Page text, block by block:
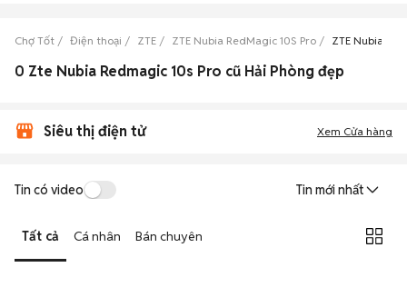
Chợ Tốt Điện thoại ZTE ZTE Nubia RedMagic 10S Pro ZTE Nubia
0 Zte Nubia Redmagic 10s Pro cũ Hải Phòng đẹp
Siêu thị điện tử Xem Cửa hàng
Tin có video Tin mới nhất
Tất cả Cá nhân Bán chuyên